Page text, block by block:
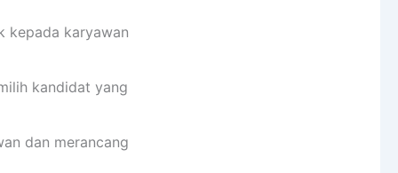
kepada karyawan
kandidat yang
dan merancang